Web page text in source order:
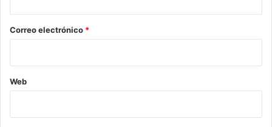
*
Correo electrónico *
Web